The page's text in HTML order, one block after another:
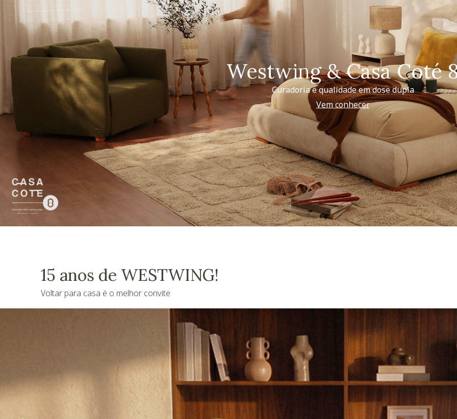
Westwing & Casa Coté
Curadoria e qualidade em dose dupla
Vem conhecer
15 anos de WESTWING!
Voltar para casa é o melhor convite